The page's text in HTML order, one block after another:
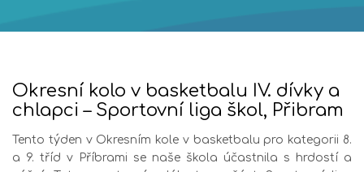
Okresní kolo v basketbalu IV. dívky a
chlapci – Sportovní liga škol, Přibram
Tento týden v Okresním kole v basketbalu pro kategorii 8.
a 9. tříd v Příbrami se naše škola účastnila s hrdostí a